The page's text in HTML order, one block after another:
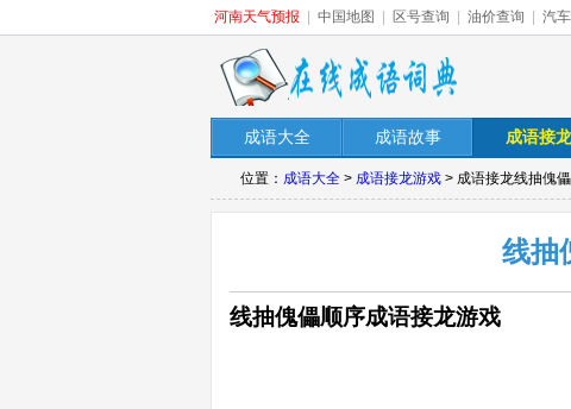
河南天气预报 中国地图 区号查询 油价查询 汽
成语大全 成语故事 成语接龙
位置： 成语大全 > 成语接龙游戏 > 成语接龙线抽傀
线抽
线抽傀儡顺序成语接龙游戏